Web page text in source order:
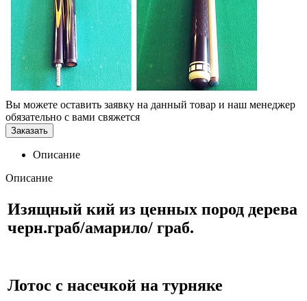
Вы можете оставить заявку на данный товар и наш менеджер
обязательно с вами свяжется
Заказать
Описание
Описание
Изящный кий из ценных пород дерева
черн.граб/амарило/ граб.
Лотос с насечкой на турняке